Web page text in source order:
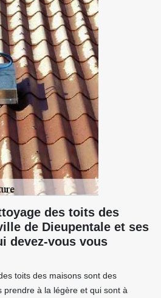
des toits des
de Dieupentale et ses
devez-vous vous
toits des maisons sont des
prendre à la légère et qui sont à